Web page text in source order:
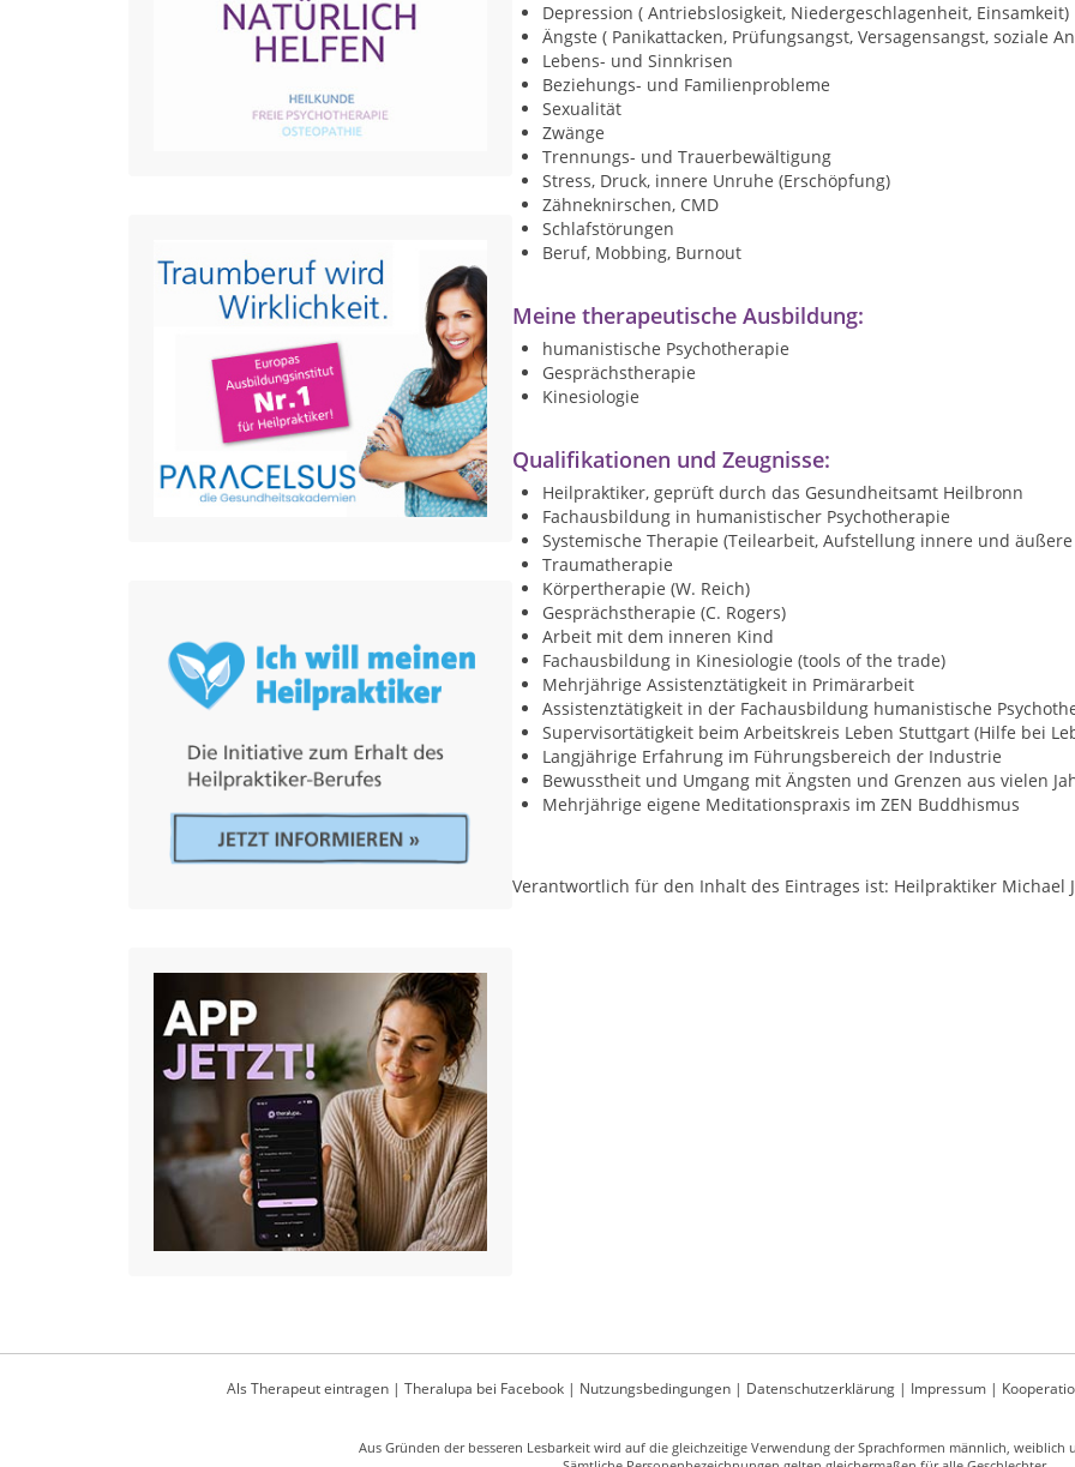
Depression ( Antriebslosigkeit, Niedergeschlagenheit, Einsamkeit)
Ängste ( Panikattacken, Prüfungsangst, Versagensangst, soziale
Lebens- und Sinnkrisen
Beziehungs- und Familienprobleme
Sexualität
Zwänge
Trennungs- und Trauerbewältigung
Stress, Druck, innere Unruhe (Erschöpfung)
Zähneknirschen, CMD
Schlafstörungen
Beruf, Mobbing, Burnout
Meine therapeutische Ausbildung:
humanistische Psychotherapie
Gesprächstherapie
Kinesiologie
Qualifikationen und Zeugnisse:
Heilpraktiker, geprüft durch das Gesundheitsamt Heilbronn
Fachausbildung in humanistischer Psychotherapie
Systemische Therapie (Teilearbeit, Aufstellung innere und
Traumatherapie
Körpertherapie (W. Reich)
Gesprächstherapie (C. Rogers)
Arbeit mit dem inneren Kind
Fachausbildung in Kinesiologie (tools of the trade)
Mehrjährige Assistenztätigkeit in Primärarbeit
Assistenztätigkeit in der Fachausbildung humanistische
Supervisortätigkeit beim Arbeitskreis Leben Stuttgart (Hilfe bei
Langjährige Erfahrung im Führungsbereich der Industrie
Bewusstheit und Umgang mit Ängsten und Grenzen aus vielen
Mehrjährige eigene Meditationspraxis im ZEN Buddhismus
Verantwortlich für den Inhalt des Eintrages ist: Heilpraktiker Michael
Als Therapeut eintragen| Theralupa bei Facebook| Nutzungsbedingungen| Datenschutzerklärung| Impressum|
Aus Gründen der besseren Lesbarkeit wird auf die gleichzeitige Verwendung der Sprachformen männlich, weiblich